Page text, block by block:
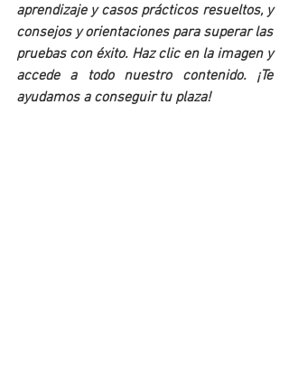
aprendizaje y casos prácticos resueltos, y
consejos y orientaciones para superar las
pruebas con éxito. Haz clic en la imagen y
accede a todo nuestro contenido. ¡Te
ayudamos a conseguir tu plaza!